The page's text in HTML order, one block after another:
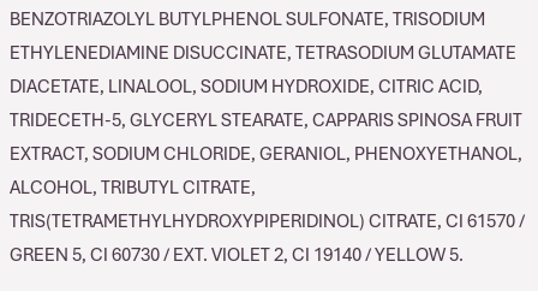
BENZOTRIAZOLYL BUTYLPHENOL SULFONATE, TRISODIUM
ETHYLENEDIAMINE DISUCCINATE, TETRASODIUM GLUTAMATE
DIACETATE, LINALOOL, SODIUM HYDROXIDE, CITRIC ACID,
TRIDECETH-5, GLYCERYL STEARATE, CAPPARIS SPINOSA FRUIT
EXTRACT, SODIUM CHLORIDE, GERANIOL, PHENOXYETHANOL,
ALCOHOL, TRIBUTYL CITRATE,
TRIS(TETRAMETHYLHYDROXYPIPERIDINOL) CITRATE, CI 61570 /
GREEN 5, CI 60730 / EXT. VIOLET 2, CI 19140 / YELLOW 5.